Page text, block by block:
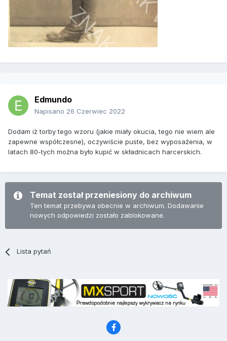
Edmundo
Napisano 26 Czerwiec 2022
Dodam iż torby tego wzoru (jakie miały okucia, tego nie wiem ale
zapewne współczesne), oczywiście puste, bez wyposażenia, w
latach 80-tych można było kupić w składnicach harcerskich.
Temat został przeniesiony do archiwum
Ten temat przebywa obecnie w archiwum. Dodawanie
nowych odpowiedzi zostało zablokowane.
Lista pytań